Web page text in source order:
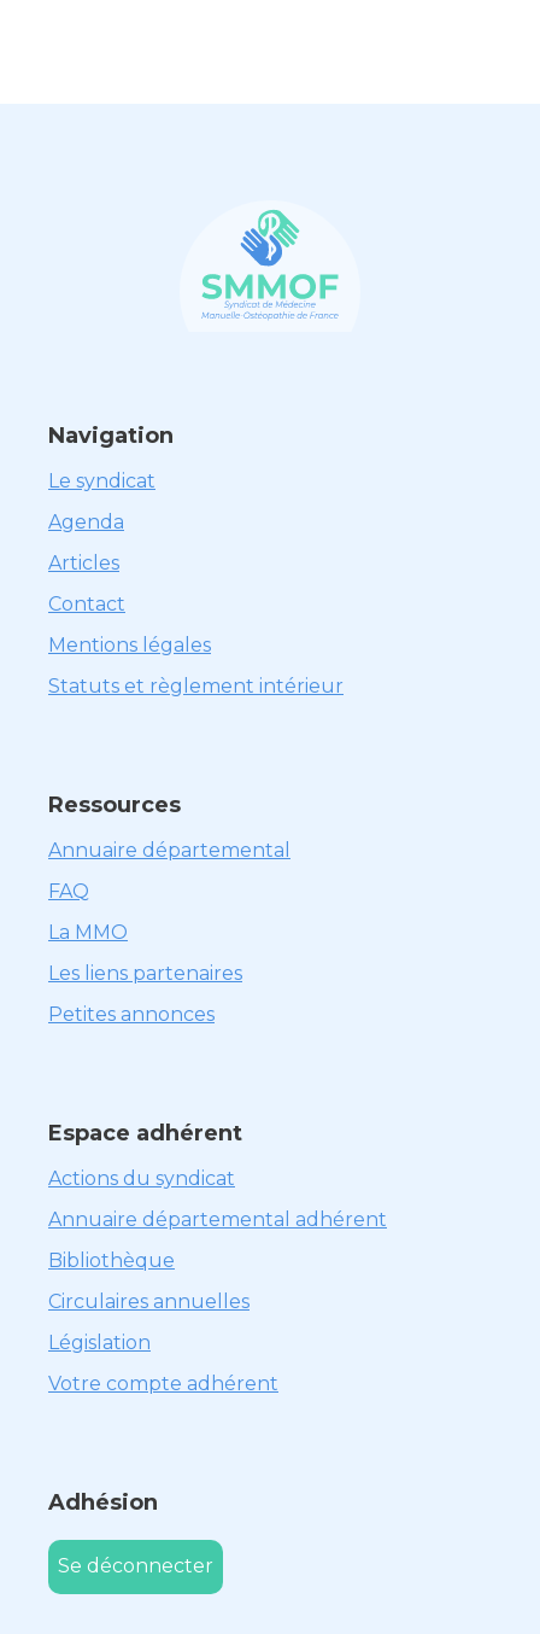
Navigation
Le syndicat
Agenda
Articles
Contact
Mentions légales
Statuts et règlement intérieur
Ressources
Annuaire départemental
FAQ
La MMO
Les liens partenaires
Petites annonces
Espace adhérent
Actions du syndicat
Annuaire départemental adhérent
Bibliothèque
Circulaires annuelles
Législation
Votre compte adhérent
Adhésion
Se déconnecter